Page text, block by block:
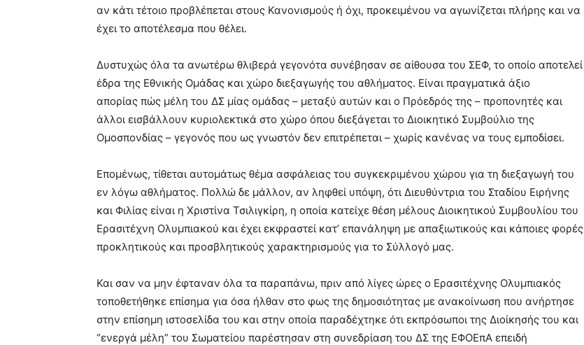
αν κάτι τέτοιο προβλέπεται στους Κανονισμούς ή όχι, προκειμένου να αγωνίζεται πλήρης και να
έχει το αποτέλεσμα που θέλει.
Δυστυχώς όλα τα ανωτέρω θλιβερά γεγονότα συνέβησαν σε αίθουσα του ΣΕΦ, το οποίο αποτελεί
έδρα της Εθνικής Ομάδας και χώρο διεξαγωγής του αθλήματος. Είναι πραγματικά άξιο
απορίας πώς μέλη του ΔΣ μίας ομάδας – μεταξύ αυτών και ο Πρόεδρός της – προπονητές και
άλλοι εισβάλλουν κυριολεκτικά στο χώρο όπου διεξάγεται το Διοικητικό Συμβούλιο της
Ομοσπονδίας – γεγονός που ως γνωστόν δεν επιτρέπεται – χωρίς κανένας να τους εμποδίσει.
Επομένως, τίθεται αυτομάτως θέμα ασφάλειας του συγκεκριμένου χώρου για τη διεξαγωγή του
εν λόγω αθλήματος. Πολλώ δε μάλλον, αν ληφθεί υπόψη, ότι Διευθύντρια του Σταδίου Ειρήνης
και Φιλίας είναι η Χριστίνα Τσιλιγκίρη, η οποία κατείχε θέση μέλους Διοικητικού Συμβουλίου του
Ερασιτέχνη Ολυμπιακού και έχει εκφραστεί κατ’ επανάληψη με απαξιωτικούς και κάποιες φορές
προκλητικούς και προσβλητικούς χαρακτηρισμούς για το Σύλλογό μας.
Και σαν να μην έφταναν όλα τα παραπάνω, πριν από λίγες ώρες ο Ερασιτέχνης Ολυμπιακός
τοποθετήθηκε επίσημα για όσα ήλθαν στο φως της δημοσιότητας με ανακοίνωση που ανήρτησε
στην επίσημη ιστοσελίδα του και στην οποία παραδέχτηκε ότι εκπρόσωποι της Διοίκησής του και
“ενεργά μέλη” του Σωματείου παρέστησαν στη συνεδρίαση του ΔΣ της ΕΦΟΕπΑ επειδή